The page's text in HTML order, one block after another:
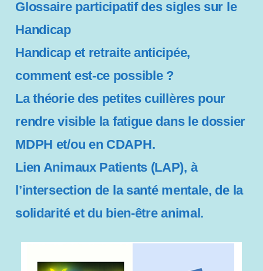
Glossaire participatif des sigles sur le
Handicap
Handicap et retraite anticipée,
comment est-ce possible ?
La théorie des petites cuillères pour
rendre visible la fatigue dans le dossier
MDPH et/ou en CDAPH.
Lien Animaux Patients (LAP), à
l’intersection de la santé mentale, de la
solidarité et du bien-être animal.